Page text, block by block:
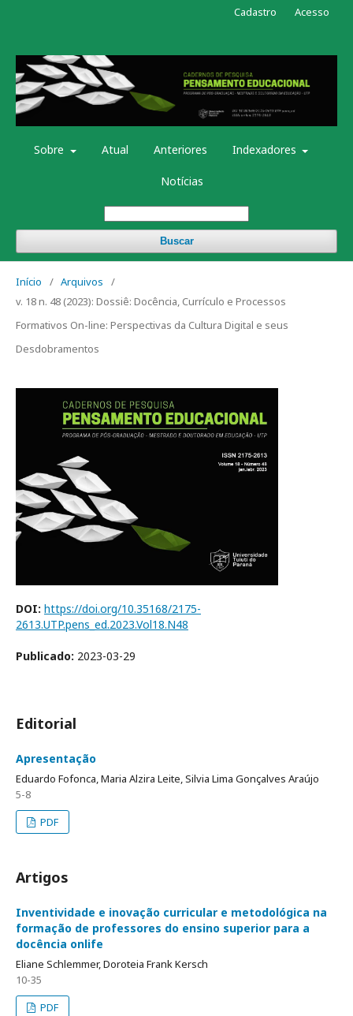
Sobre Atual Anteriores Indexadores
Notícias
Buscar
Cadastro Acesso
Início / Arquivos
/
v. 18 n. 48 (2023): Dossiê: Docência, Currículo e Processos
Formativos On-line: Perspectivas da Cultura Digital e seus
Desdobramentos
DOI: https://doi.org/10.35168/2175-
2613.UTP.pens_ed.2023.Vol18.N48
Publicado: 2023-03-29
Editorial
Apresentação
Eduardo Fofonca, Maria Alzira Leite, Silvia Lima Gonçalves Araújo
5-8
PDF
Artigos
Inventividade e inovação curricular e metodológica na
formação de professores do ensino superior para a
docência onlife
Eliane Schlemmer, Doroteia Frank Kersch
10-35
PDF